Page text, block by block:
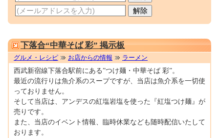
下落合“中華そば 彩” 掲示板
グルメ・レシピ お店からの情報 ラーメン
西武新宿線下落合駅前にある”つけ麺・中華そば 彩”。
最近の流行りは魚介系のスープですが、当店は魚介系を一切使
っておりません。
そして当店は、アンデスの紅塩岩塩を使った『紅塩つけ麺』が
売りです。
また、当店のイベント情報、臨時休業なども随時配信いたして
おります。